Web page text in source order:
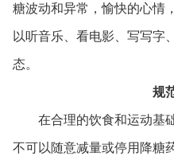
糖波动和异常，愉快的心情
以听音乐、看电影、写写字
态。
规
在合理的饮食和运动基础
不可以随意减量或停用降糖